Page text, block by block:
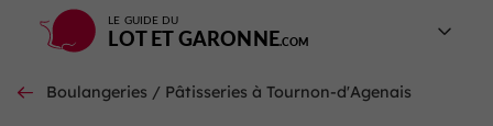
LE GUIDE DU
LOT ET GARONNE
Boulangeries / Pâtisseries à Tournon-d'Agenais